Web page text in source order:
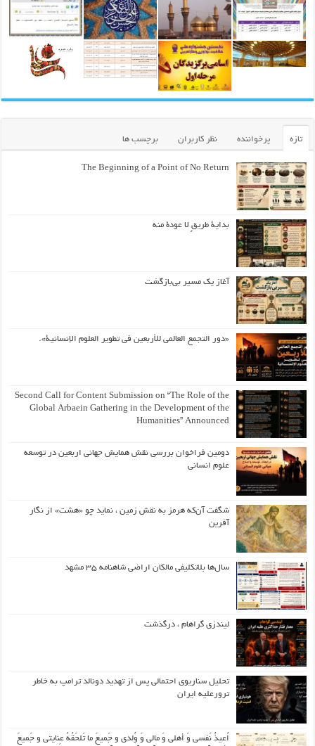
تازه پرخواننده نظر کاربران برچسب ها
The Beginning of a Point of No Return
بداية طريقٍ لا عودة منه
آغاز یک مسیر بی‌بازگشت
«دور التجمع العالمي للأربعين في تطوير العلوم الإنسانية».
Second Call for Content Submission on “The Role of the
Global Arbaein Gathering in the Development of the
Humanities” Announced
دومین فراخوان بررسی نقش همایش جهانی اربعین در توسعه
علوم انسانی
شگفت آن‌که هرمز به نقش زمین ، نماید چو «هشت» از نگار
آفرین
سال‌ها بلاتکلیفی مالکان اراضی شاهنامه ۳۵ مشهد
لیندزی گراهام ، درگذشت
تحلیل سناریوی احتمالی پس از تهدید دونالد ترامپ به خاطر
ترورعلیه ایران
اُعیذُ نَفسی وَ أهلی وَ مالی وَ وُلدی و جَمیعَ ما تَلحَقُهُ عِنایتی و جَمیعَ